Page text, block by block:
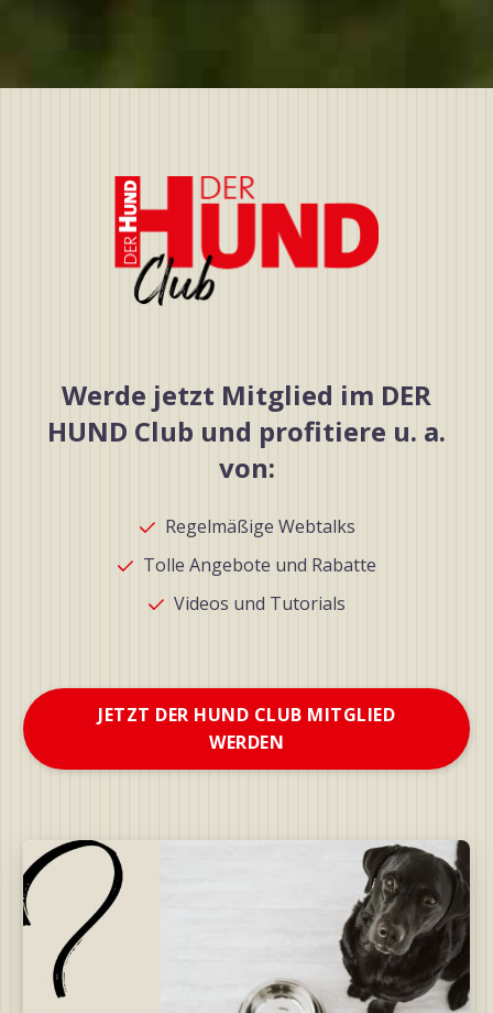
Werde jetzt Mitglied im DER
HUND Club und profitiere u. a.
von:
Regelmäßige Webtalks
Tolle Angebote und Rabatte
Videos und Tutorials
JETZT DER HUND CLUB MITGLIED
WERDEN